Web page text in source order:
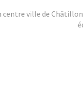
ville de